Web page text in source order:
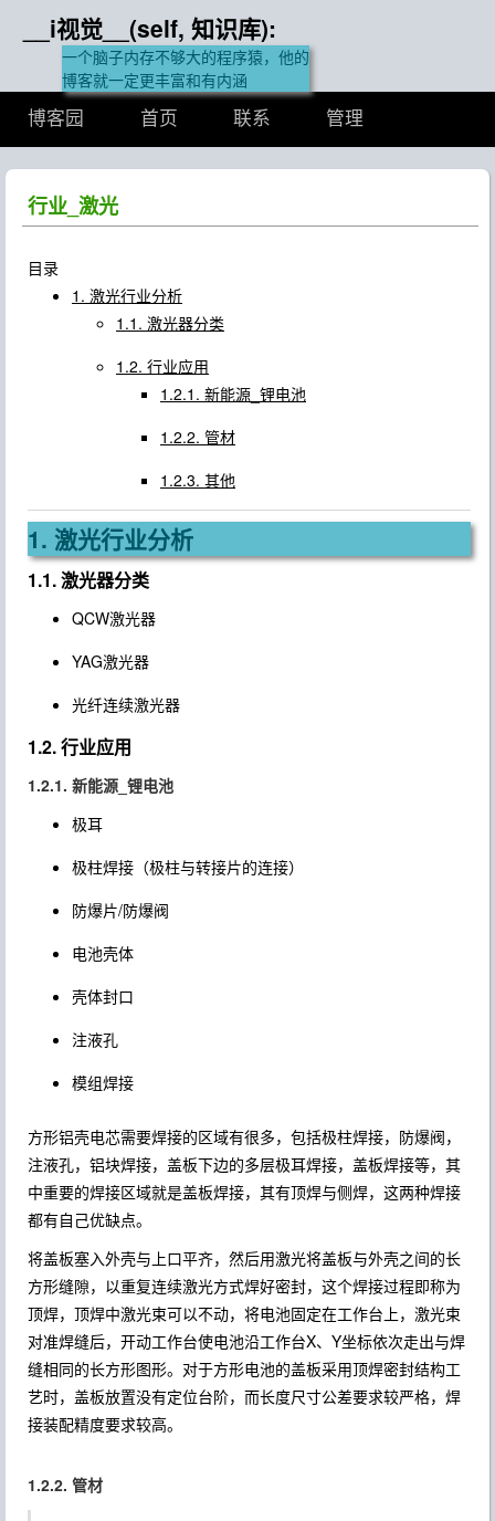
__i视觉__(self, 知识库):
一个脑子内存不够大的程序猿，他的
博客就一定更丰富和有内涵
博客园 首页 联系 管理
行业_激光
目录
1. 激光行业分析
1.1. 激光器分类
1.2. 行业应用
1.2.1. 新能源_锂电池
1.2.2. 管材
1.2.3. 其他
1. 激光行业分析
1.1. 激光器分类
QCW激光器
YAG激光器
光纤连续激光器
1.2. 行业应用
1.2.1. 新能源_锂电池
极耳
极柱焊接（极柱与转接片的连接）
防爆片/防爆阀
电池壳体
壳体封口
注液孔
模组焊接
方形铝壳电芯需要焊接的区域有很多，包括极柱焊接，防爆阀，
注液孔，铝块焊接，盖板下边的多层极耳焊接，盖板焊接等，其
中重要的焊接区域就是盖板焊接，其有顶焊与侧焊，这两种焊接
都有自己优缺点。
将盖板塞入外壳与上口平齐，然后用激光将盖板与外壳之间的长
方形缝隙，以重复连续激光方式焊好密封，这个焊接过程即称为
顶焊，顶焊中激光束可以不动，将电池固定在工作台上，激光束
对准焊缝后，开动工作台使电池沿工作台X、Y坐标依次走出与焊
缝相同的长方形图形。对于方形电池的盖板采用顶焊密封结构工
艺时，盖板放置没有定位台阶，而长度尺寸公差要求较严格，焊
接装配精度要求较高。
1.2.2. 管材